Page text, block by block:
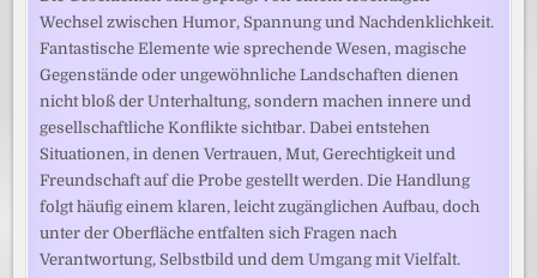
Wechsel zwischen Humor, Spannung und Nachdenklichkeit.
Fantastische Elemente wie sprechende Wesen, magische
Gegenstände oder ungewöhnliche Landschaften dienen
nicht bloß der Unterhaltung, sondern machen innere und
gesellschaftliche Konflikte sichtbar. Dabei entstehen
Situationen, in denen Vertrauen, Mut, Gerechtigkeit und
Freundschaft auf die Probe gestellt werden. Die Handlung
folgt häufig einem klaren, leicht zugänglichen Aufbau, doch
unter der Oberfläche entfalten sich Fragen nach
Verantwortung, Selbstbild und dem Umgang mit Vielfalt.